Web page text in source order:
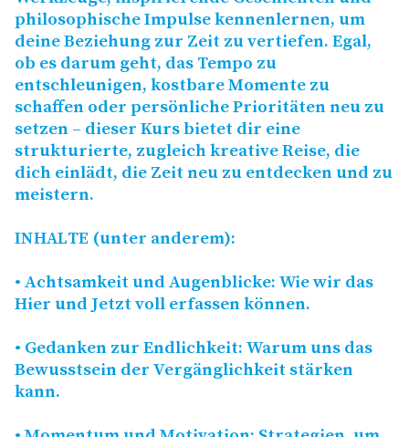
philosophische Impulse kennenlernen, um
deine Beziehung zur Zeit zu vertiefen. Egal,
ob es darum geht, das Tempo zu
entschleunigen, kostbare Momente zu
schaffen oder persönliche Prioritäten neu zu
setzen – dieser Kurs bietet dir eine
strukturierte, zugleich kreative Reise, die
dich einlädt, die Zeit neu zu entdecken und zu
meistern.
INHALTE (unter anderem):
• Achtsamkeit und Augenblicke: Wie wir das
Hier und Jetzt voll erfassen können.
• Gedanken zur Endlichkeit: Warum uns das
Bewusstsein der Vergänglichkeit stärken
kann.